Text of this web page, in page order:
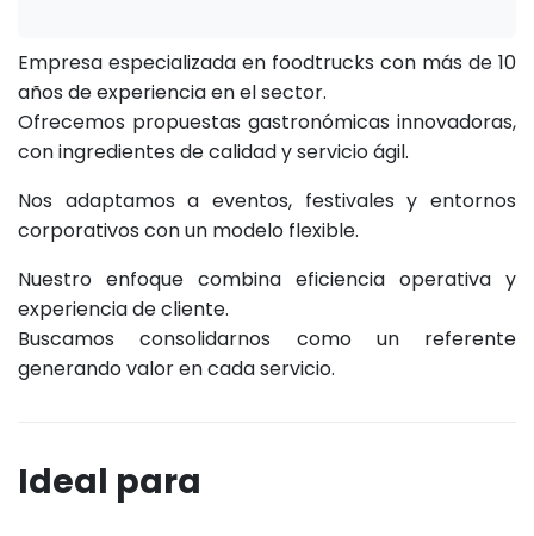
Empresa especializada en foodtrucks con más de 10
años de experiencia en el sector.
Ofrecemos propuestas gastronómicas innovadoras,
con ingredientes de calidad y servicio ágil.
Nos adaptamos a eventos, festivales y entornos
corporativos con un modelo flexible.
Nuestro enfoque combina eficiencia operativa y
experiencia de cliente.
Buscamos consolidarnos como un referente
generando valor en cada servicio.
Ideal para